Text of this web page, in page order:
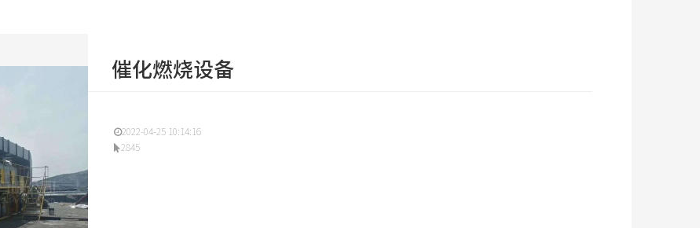
催化燃烧设备
2022-04-25 10:14:16
2845